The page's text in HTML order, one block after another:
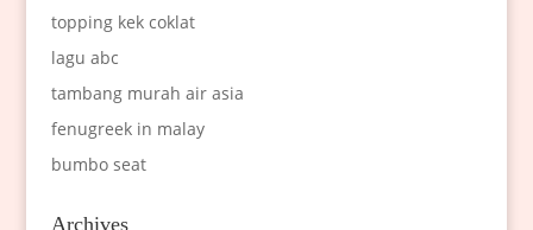
topping kek coklat
lagu abc
tambang murah air asia
fenugreek in malay
bumbo seat
Archives